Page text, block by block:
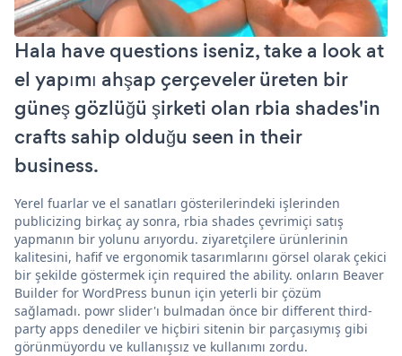
Hala have questions iseniz, take a look at
el yapımı ahşap çerçeveler üreten bir
güneş gözlüğü şirketi olan rbia shades'in
crafts sahip olduğu seen in their
business.
Yerel fuarlar ve el sanatları gösterilerindeki işlerinden
publicizing birkaç ay sonra, rbia shades çevrimiçi satış
yapmanın bir yolunu arıyordu. ziyaretçilere ürünlerinin
kalitesini, hafif ve ergonomik tasarımlarını görsel olarak çekici
bir şekilde göstermek için required the ability. onların Beaver
Builder for WordPress bunun için yeterli bir çözüm
sağlamadı. powr slider'ı bulmadan önce bir different third-
party apps denediler ve hiçbiri sitenin bir parçasıymış gibi
görünmüyordu ve kullanışsız ve kullanımı zordu.